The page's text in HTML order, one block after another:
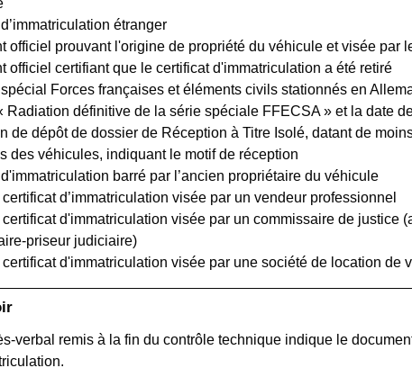
étranger
officiel prouvant l'origine de propriété du véhicule et visée par
officiel certifiant que le certificat d'immatriculation a été retiré
Forces françaises et éléments civils stationnés en
Radiation définitive de la série spéciale FFECSA » et la date
de dépôt de dossier de Réception à Titre Isolé, datant de
des véhicules, indiquant le motif de réception
barré par l’ancien propriétaire du véhicule
d’immatriculation visée par un vendeur professionnel
d'immatriculation visée par un commissaire de justice
priseur judiciaire)
d'immatriculation visée par une société de location de
verbal remis à la fin du contrôle technique indique le